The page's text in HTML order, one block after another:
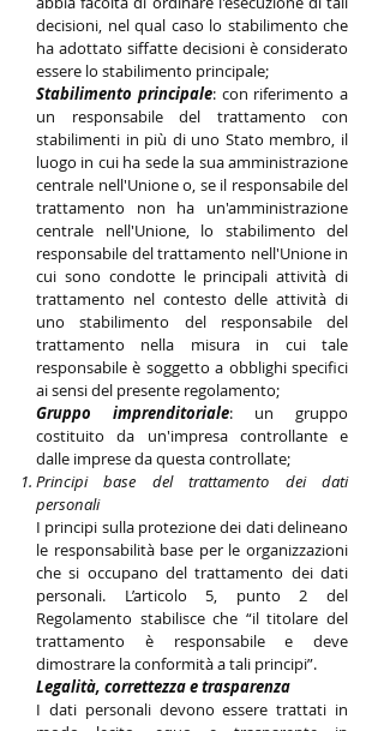
decisioni, nel qual caso lo stabilimento che
ha adottato siffatte decisioni è considerato
essere lo stabilimento principale;
Stabilimento principale: con riferimento a
un responsabile del trattamento con
stabilimenti in più di uno Stato membro, il
luogo in cui ha sede la sua amministrazione
centrale nell'Unione o, se il responsabile del
trattamento non ha un'amministrazione
centrale nell'Unione, lo stabilimento del
responsabile del trattamento nell'Unione in
cui sono condotte le principali attività di
trattamento nel contesto delle attività di
uno stabilimento del responsabile del
trattamento nella misura in cui tale
responsabile è soggetto a obblighi specifici
ai sensi del presente regolamento;
Gruppo imprenditoriale: un gruppo
costituito da un'impresa controllante e
dalle imprese da questa controllate;
Principi base del trattamento dei dati
personali
I principi sulla protezione dei dati delineano
le responsabilità base per le organizzazioni
che si occupano del trattamento dei dati
personali. L’articolo 5, punto 2 del
Regolamento stabilisce che “il titolare del
trattamento è responsabile e deve
dimostrare la conformità a tali principi”.
Legalità, correttezza e trasparenza
I dati personali devono essere trattati in